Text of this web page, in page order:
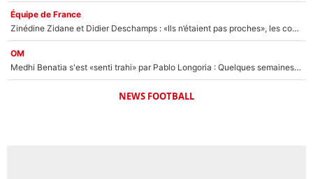
Équipe de France
Zinédine Zidane et Didier Deschamps : «Ils n’étaient pas proches», les confidences d’un membre de l’équipe de France 1998 sur leur relation spéciale
OM
Medhi Benatia s'est «senti trahi» par Pablo Longoria : Quelques semaines après son départ, l'ancien directeur de football de l'OM règle ses comptes
NEWS FOOTBALL